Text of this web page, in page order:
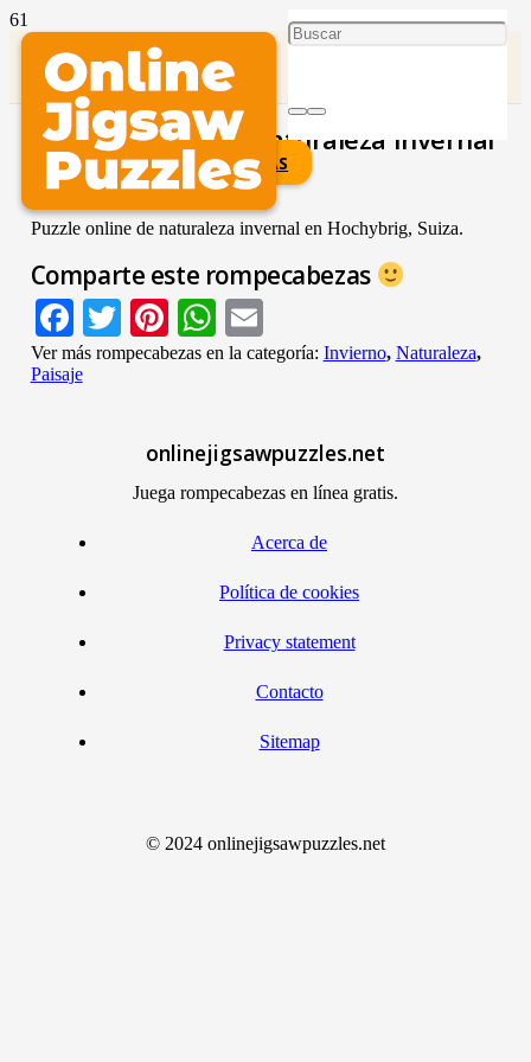
Hochybrig, Suiza, Naturaleza Invernal
JUEGA ESTE ROMPECABEZAS
Puzzle online de naturaleza invernal en Hochybrig, Suiza.
Comparte este rompecabezas
Facebook
TwitterPinterestWhatsApp
Ver más rompecabezas en la categoría: Invierno, Naturaleza,
Paisaje
onlinejigsawpuzzles.net
Juega rompecabezas en línea gratis.
Acerca de
Política de cookies
Privacy statement
Contacto
Sitemap
© 2024 onlinejigsawpuzzles.net